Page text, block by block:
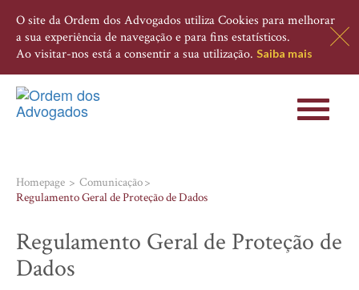
O site da Ordem dos Advogados utiliza Cookies para melhorar
a sua experiência de navegação e para fins estatísticos.
Ao visitar-nos está a consentir a sua utilização. Saiba mais
Toggle
Homepage
Comunicação
Regulamento Geral de Proteção de Dados
Regulamento Geral de Proteção de
Dados